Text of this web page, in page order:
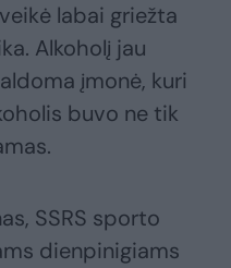
labai griežta
Alkoholį jau
įmonė, kuri
buvo ne tik
SSRS sporto
dienpinigiams